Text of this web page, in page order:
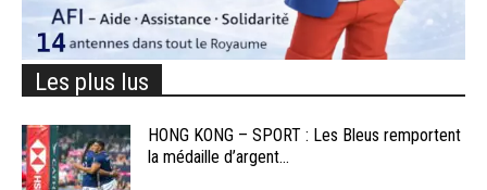
Les plus lus
HONG KONG – SPORT : Les Bleus remportent
la médaille d’argent...